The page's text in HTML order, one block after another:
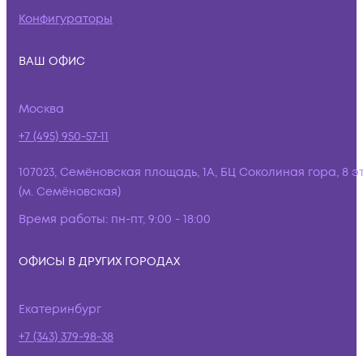
Конфигураторы
ВАШ ОФИС
Москва
+7 (495) 950-57-11
107023, Семёновская площадь, 1А, БЦ Соколиная гора, 8
(м. Семёновская)
Время работы: пн-пт, 9:00 - 18:00
ОФИСЫ В ДРУГИХ ГОРОДАХ
Екатеринбург
+7 (343) 379-98-38